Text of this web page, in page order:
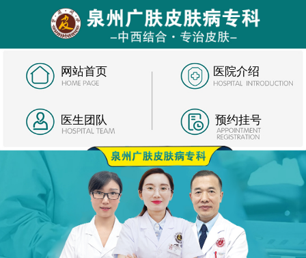
网站首页 医院介绍
医生团队 预约挂号